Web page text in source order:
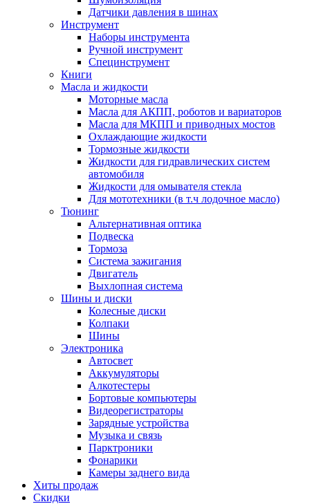
Датчики давления в шинах
Инструмент
Наборы инструмента
Ручной инструмент
Специнструмент
Книги
Масла и жидкости
Моторные масла
Масла для АКПП, роботов и вариаторов
Масла для МКПП и приводных мостов
Охлаждающие жидкости
Тормозные жидкости
Жидкости для гидравлических систем
автомобиля
Жидкости для омывателя стекла
Для мототехники (в т.ч лодочное масло)
Тюнинг
Альтернативная оптика
Подвеска
Тормоза
Система зажигания
Двигатель
Выхлопная система
Шины и диски
Колесные диски
Колпаки
Шины
Электроника
Автосвет
Аккумуляторы
Алкотестеры
Бортовые компьютеры
Видеорегистраторы
Зарядные устройства
Музыка и связь
Парктроники
Фонарики
Камеры заднего вида
Хиты продаж
Скидки